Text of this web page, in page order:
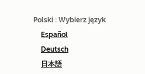
Polski : Wybierz język
Español
Deutsch
日本語